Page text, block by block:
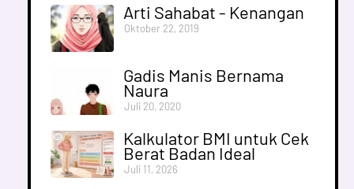
Arti Sahabat - Kenangan
Oktober 22, 2019
Gadis Manis Bernama
Naura
Juli 20, 2020
Kalkulator BMI untuk Cek
Berat Badan Ideal
Juli 11, 2026